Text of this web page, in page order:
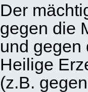
Der
gegen die
und gegen
Heilige
(z.B.